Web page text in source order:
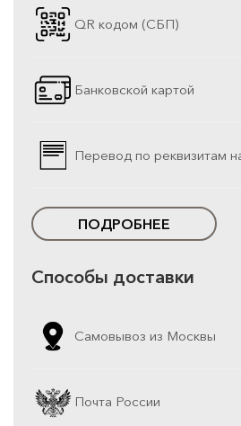
QR кодом (СБП)
Банковской картой
Перевод по реквизитам
ПОДРОБНЕЕ
Способы доставки
Самовывоз из Москвы
Почта России